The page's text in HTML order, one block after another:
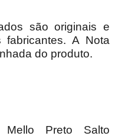
são originais e
fabricantes. A Nota
do produto.
Mello Preto Salto